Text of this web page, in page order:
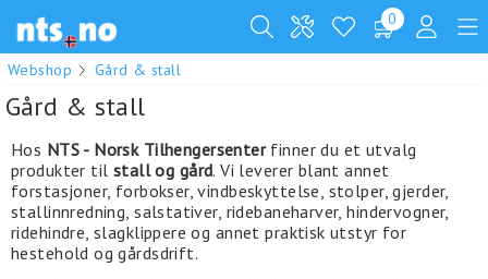
0
Webshop Gård & stall
Gård & stall
Hos NTS - Norsk Tilhengersenterfinner du et utvalg
produkter til stall og gård. Vi leverer blant annet
forstasjoner, forbokser, vindbeskyttelse, stolper, gjerder,
stallinnredning, salstativer, ridebaneharver, hindervogner,
ridehindre, slagklippere og annet praktisk utstyr for
hestehold og gårdsdrift.